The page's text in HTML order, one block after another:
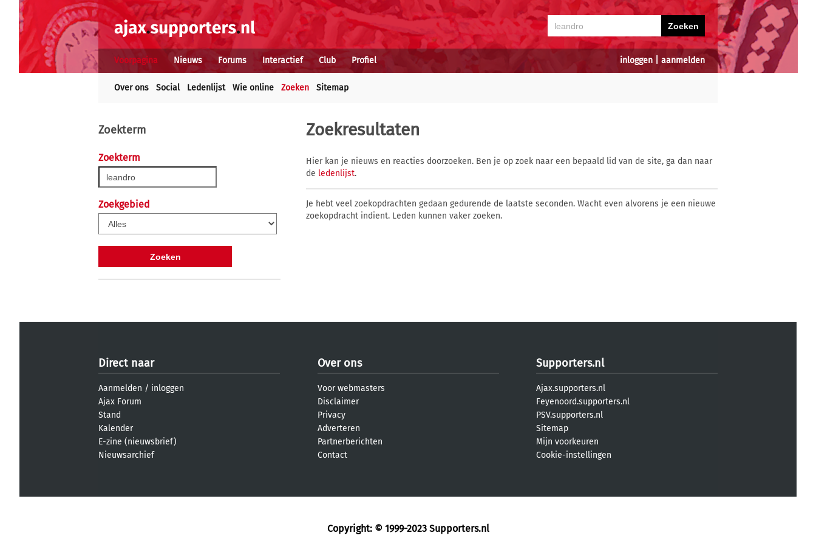
inloggen aanmelden
Voorpagina Nieuws Forums Interactief Club Profiel
Over ons Social Ledenlijst Wie online Zoeken Sitemap
Zoekterm
Zoekterm
Zoekgebied
Zoekresultaten
Hier kan je nieuws en reacties doorzoeken. Ben je op zoek naar een bepaald lid van de site, ga dan naar
de ledenlijst.
Je hebt veel zoekopdrachten gedaan gedurende de laatste seconden. Wacht even alvorens je een nieuwe
zoekopdracht indient. Leden kunnen vaker zoeken.
Direct naar
Aanmelden / inloggen
Ajax Forum
Stand
Kalender
E-zine (nieuwsbrief)
Nieuwsarchief
Over ons
Voor webmasters
Disclaimer
Privacy
Adverteren
Partnerberichten
Contact
Supporters.nl
Ajax.supporters.nl
Feyenoord.supporters.nl
PSV.supporters.nl
Sitemap
Mijn voorkeuren
Cookie-instellingen
Copyright: © 1999-2023 Supporters.nl